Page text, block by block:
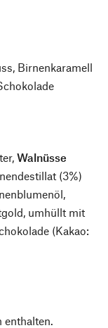
Birnenkaramell
Walnüsse
(3%)
umhüllt mit
(Kakao:
enthalten.